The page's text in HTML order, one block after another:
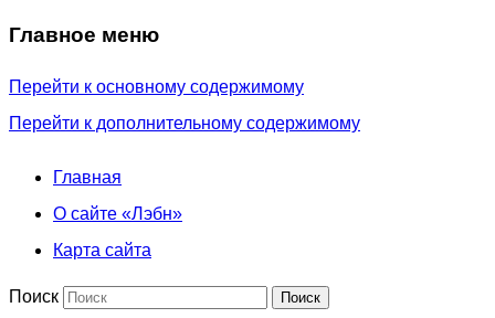
Главное меню
Перейти к основному содержимому
Перейти к дополнительному содержимому
Главная
О сайте «Лэбн»
Карта сайта
Поиск